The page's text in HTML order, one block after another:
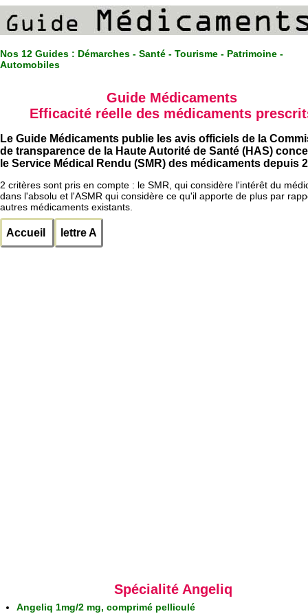
Nos 12 Guides : Démarches - Santé - Tourisme - Patrimoine -
Automobiles
Guide Médicaments
Efficacité réelle des médicaments
Le Guide Médicaments publie les avis officiels de la
de transparence de la Haute Autorité de Santé (HAS)
le Service Médical Rendu (SMR) des médicaments depuis
2 critères sont pris en compte : le SMR, qui considère l'intérêt du
dans l'absolu et l'ASMR qui considère ce qu'il apporte de plus par
autres médicaments existants.
Accueil lettre A
Spécialité Angeliq
Angeliq 1mg/2 mg, comprimé pelliculé